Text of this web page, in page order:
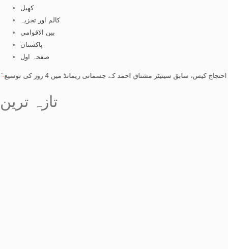
کھیل
کالم اور تجزیہ
بین الاقوامی
پاکستان
صفحہ اول
سینیٹر مشتاق احمد کے جسمانی ریمانڈ میں 4 روز کی توسیع -کشمیر
تازہ ترین